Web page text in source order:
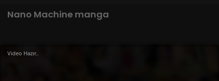
Nano Machine manga
1 RESULT
Video Hazır..